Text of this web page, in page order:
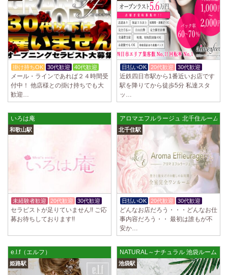
掛け持ちOK 30代歓迎 40代歓迎
メール・ラインであれば２４時間受
付中！ 他店様との掛け持ちでも大
歓迎…
日払いOK 20代歓迎 30代歓迎
近鉄四日市駅から1番近いお店です
駅を降りてから徒歩5分 私達スタ
ッ…
いろは庵
和歌山駅
未経験者歓迎 20代歓迎 30代歓迎
セラピストが足りていません!! ご応
募お待ちしております!!
アロマエフルラージュ 北千住ルーム
北千住駅
日払いOK 20代歓迎 30代歓迎
どんなお店だろう・・・どんなお仕
事内容だろう・・ 最初は誰もが不
安か…
e.l.f（エルフ）
姫路駅
NATURAL～ナチュラル 池袋ルーム
池袋駅